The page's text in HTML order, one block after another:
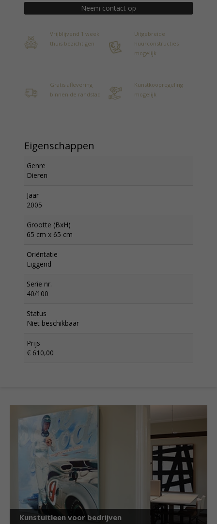
Neem contact op
Vrijblijvend 1 week
thuis bezichtigen
Uitgebreide
huurconstructies
mogelijk
Gratis aflevering
binnen de randstad
Kunstkoopregeling
mogelijk
Eigenschappen
Genre
Dieren
Jaar
2005
Grootte (BxH)
65 cm x 65 cm
Oriëntatie
Liggend
Serie nr.
40/100
Status
Niet beschikbaar
Prijs
€ 610,00
Kunstuitleen voor bedrijven